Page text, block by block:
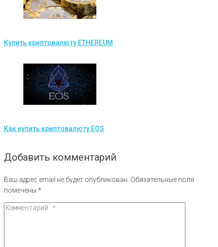
Купить криптовалюту ETHEREUM
Как купить криптовалюту EOS
Добавить комментарий
Ваш адрес email не будет опубликован. Обязательные поля
помечены *